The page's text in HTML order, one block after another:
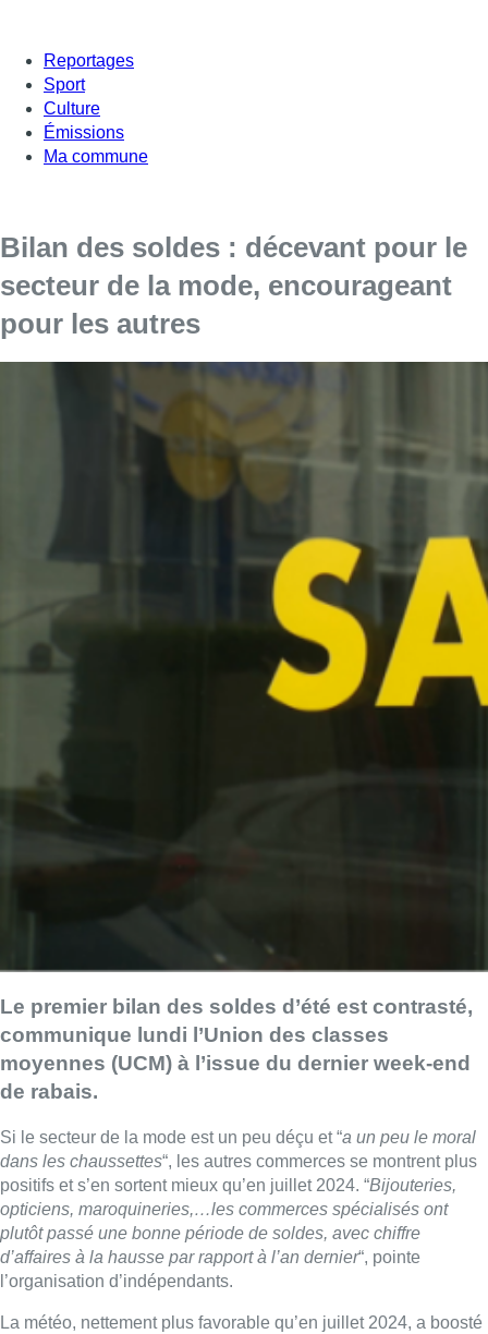
Reportages
Sport
Culture
Émissions
Ma commune
Bilan des soldes : décevant pour le
secteur de la mode, encourageant
pour les autres
Le premier bilan des soldes d’été est contrasté,
communique lundi l’Union des classes
moyennes (UCM) à l’issue du dernier week-end
de rabais.
Si le secteur de la mode est un peu déçu et “a un peu le moral
dans les chaussettes“, les autres commerces se montrent plus
positifs et s’en sortent mieux qu’en juillet 2024. “Bijouteries,
opticiens, maroquineries,…les commerces spécialisés ont
plutôt passé une bonne période de soldes, avec chiffre
d’affaires à la hausse par rapport à l’an dernier“, pointe
l’organisation d’indépendants.
La météo, nettement plus favorable qu’en juillet 2024, a boosté